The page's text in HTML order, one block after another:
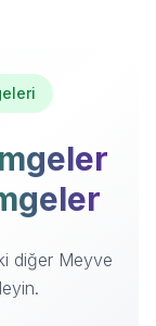
diğer Meyve